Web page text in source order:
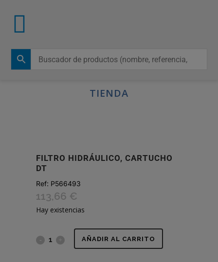
TIENDA
FILTRO HIDRÁULICO, CARTUCHO
DT
Ref: P566493
113,66 €
Hay existencias
FILTRO AÑADIR AL CARRITO